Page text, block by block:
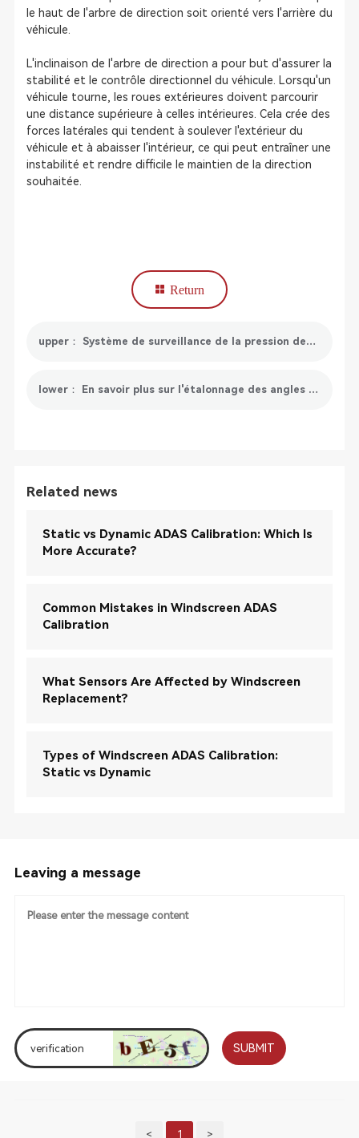
le haut de l'arbre de direction soit orienté vers l'arrière du
véhicule.
L'inclinaison de l'arbre de direction a pour but d'assurer la
stabilité et le contrôle directionnel du véhicule. Lorsqu'un
véhicule tourne, les roues extérieures doivent parcourir
une distance supérieure à celles intérieures. Cela crée des
forces latérales qui tendent à soulever l'extérieur du
véhicule et à abaisser l'intérieur, ce qui peut entraîner une
instabilité et rendre difficile le maintien de la direction
souhaitée.
Return
upper： Système de surveillance de la pression des pneus (TPMS) : tout ce que vous devez savoir
lower： En savoir plus sur l'étalonnage des angles morts sous 7 aspects
Related news
Static vs Dynamic ADAS Calibration: Which Is
More Accurate?
Common Mistakes in Windscreen ADAS
Calibration
What Sensors Are Affected by Windscreen
Replacement?
Types of Windscreen ADAS Calibration:
Static vs Dynamic
Leaving a message
SUBMIT
< 1 >